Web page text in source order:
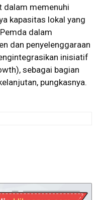
dalam memenuhi
kapasitas lokal yang
dalam
dan penyelenggaraan
inisiatif
sebagai bagian
pungkasnya.